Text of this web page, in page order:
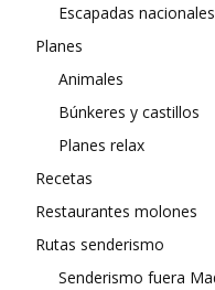
Escapadas nacionales
Planes
Animales
Búnkeres y castillos
Planes relax
Recetas
Restaurantes molones
Rutas senderismo
Senderismo fuera